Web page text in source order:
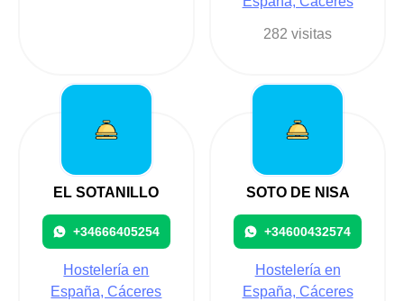
282 visitas
EL SOTANILLO
+34666405254
Hostelería en
España, Cáceres
SOTO DE NISA
+34600432574
Hostelería en
España, Cáceres